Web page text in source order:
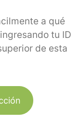
a qué
tu ID
de esta